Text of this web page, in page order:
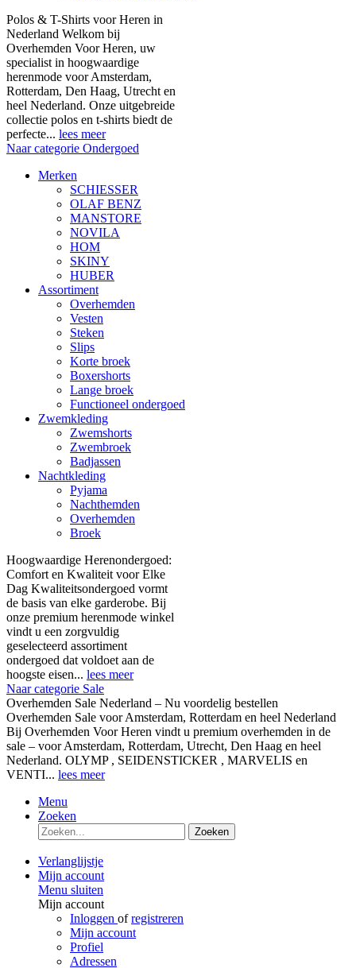
Polos & T-Shirts voor Heren in
Nederland Welkom bij
Overhemden Voor Heren, uw
specialist in hoogwaardige
herenmode voor Amsterdam,
Rotterdam, Den Haag, Utrecht en
heel Nederland. Onze uitgebreide
collectie polos en t-shirts biedt de
perfecte... lees meer
Naar categorie Ondergoed
Merken
SCHIESSER
OLAF BENZ
MANSTORE
NOVILA
HOM
SKINY
HUBER
Assortiment
Overhemden
Vesten
Steken
Slips
Korte broek
Boxershorts
Lange broek
Functioneel ondergoed
Zwemkleding
Zwemshorts
Zwembroek
Badjassen
Nachtkleding
Pyjama
Nachthemden
Overhemden
Broek
Hoogwaardige Herenondergoed:
Comfort en Kwaliteit voor Elke
Dag Kwaliteitsondergoed vormt
de basis van elke garderobe. Bij
onze premium herenmode winkel
vindt u een zorgvuldig
geselecteerd assortiment
ondergoed dat voldoet aan de
hoogste eisen... lees meer
Naar categorie Sale
Overhemden Sale Nederland – Nu voordelig bestellen
Overhemden Sale voor Amsterdam, Rotterdam en heel Nederland
Bij Overhemden Voor Heren vindt u premium overhemden in de
sale – voor Amsterdam, Rotterdam, Utrecht, Den Haag en heel
Nederland. OLYMP , SEIDENSTICKER , MARVELIS en
VENTI... lees meer
Menu
Zoeken
Zoeken
Verlanglijstje
Mijn account
Menu sluiten
Mijn account
Inloggen ofregistreren
Mijn account
Profiel
Adressen